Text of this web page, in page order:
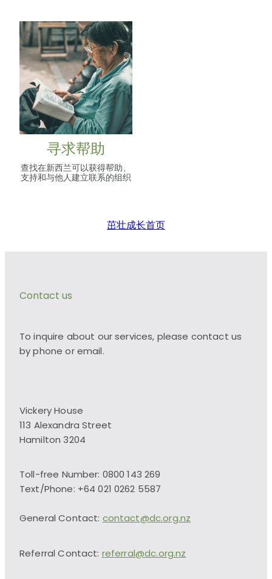
寻求帮助
寻求帮助
查找在新西兰可以获得帮助、
支持和与他人建立联系的组织
茁壮成长首页
Contact us
To inquire about our services, please contact us
by phone or email.
Vickery House
113 Alexandra Street
Hamilton 3204
Toll-free Number: 0800 143 269
Text/Phone: +64 021 0262 5587
General Contact:contact@dc.org.nz
Referral Contact:referral@dc.org.nz